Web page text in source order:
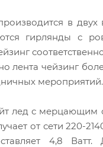
в двух
гирлянды с
лента чейзинг
мероприятий.
лед с мерцающим
от сети 220-
4,8